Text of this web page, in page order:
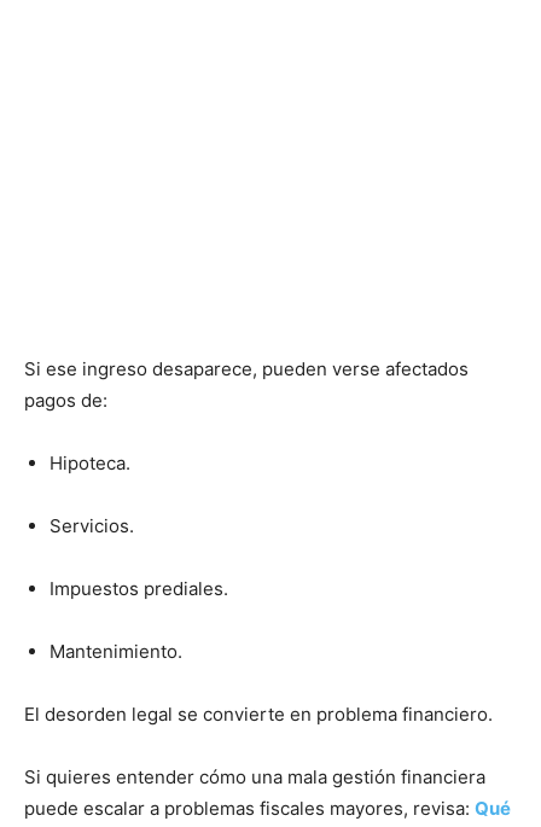
Si ese ingreso desaparece, pueden verse afectados
pagos de:
Hipoteca.
Servicios.
Impuestos prediales.
Mantenimiento.
El desorden legal se convierte en problema financiero.
Si quieres entender cómo una mala gestión financiera
puede escalar a problemas fiscales mayores, revisa: Qué